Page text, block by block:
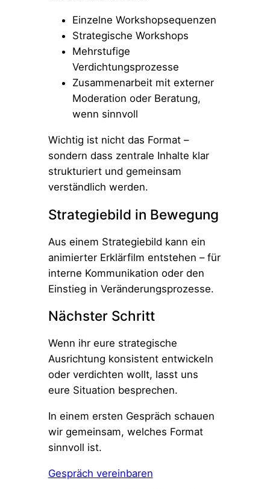
Einzelne Workshopsequenzen
Strategische Workshops
Mehrstufige
Verdichtungsprozesse
Zusammenarbeit mit externer
Moderation oder Beratung,
wenn sinnvoll
Wichtig ist nicht das Format –
sondern dass zentrale Inhalte klar
strukturiert und gemeinsam
verständlich werden.
Strategiebild in Bewegung
Aus einem Strategiebild kann ein
animierter Erklärfilm entstehen – für
interne Kommunikation oder den
Einstieg in Veränderungsprozesse.
Nächster Schritt
Wenn ihr eure strategische
Ausrichtung konsistent entwickeln
oder verdichten wollt, lasst uns
eure Situation besprechen.
In einem ersten Gespräch schauen
wir gemeinsam, welches Format
sinnvoll ist.
Gespräch vereinbaren